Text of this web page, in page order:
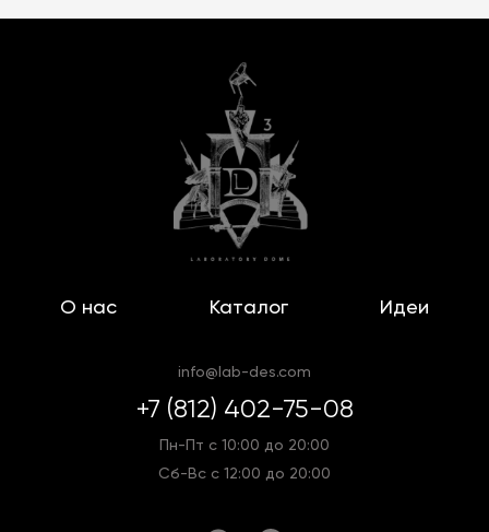
О нас Каталог Идеи
info@lab-des.com
+7 (812) 402-75-08
Пн-Пт с 10:00 до 20:00
Сб-Вс с 12:00 до 20:00